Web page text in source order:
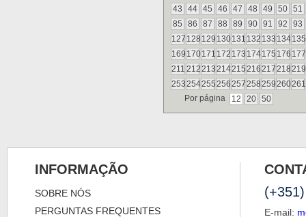
43
44 45 46 47 48 49 50 51
85
86 87 88 89 90 91 92
93
127 128 129 130131 132 133 134135
169 170171 172 173 174175 176 177
211 212213214215216217218219
253254255256257258259260261
Por página
12 20 50
INFORMAÇÃO
SOBRE NÓS
PERGUNTAS FREQUENTES
E-mail: